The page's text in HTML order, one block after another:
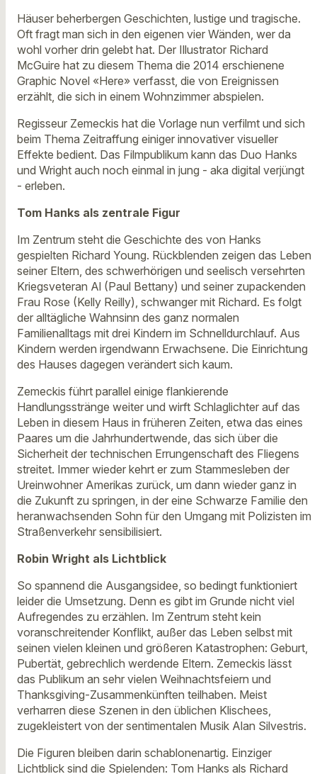
Häuser beherbergen Geschichten, lustige und tragische.
Oft fragt man sich in den eigenen vier Wänden, wer da
wohl vorher drin gelebt hat. Der Illustrator Richard
McGuire hat zu diesem Thema die 2014 erschienene
Graphic Novel «Here» verfasst, die von Ereignissen
erzählt, die sich in einem Wohnzimmer abspielen.
Regisseur Zemeckis hat die Vorlage nun verfilmt und sich
beim Thema Zeitraffung einiger innovativer visueller
Effekte bedient. Das Filmpublikum kann das Duo Hanks
und Wright auch noch einmal in jung - aka digital verjüngt
- erleben.
Tom Hanks als zentrale Figur
Im Zentrum steht die Geschichte des von Hanks
gespielten Richard Young. Rückblenden zeigen das Leben
seiner Eltern, des schwerhörigen und seelisch versehrten
Kriegsveteran Al (Paul Bettany) und seiner zupackenden
Frau Rose (Kelly Reilly), schwanger mit Richard. Es folgt
der alltägliche Wahnsinn des ganz normalen
Familienalltags mit drei Kindern im Schnelldurchlauf. Aus
Kindern werden irgendwann Erwachsene. Die Einrichtung
des Hauses dagegen verändert sich kaum.
Zemeckis führt parallel einige flankierende
Handlungsstränge weiter und wirft Schlaglichter auf das
Leben in diesem Haus in früheren Zeiten, etwa das eines
Paares um die Jahrhundertwende, das sich über die
Sicherheit der technischen Errungenschaft des Fliegens
streitet. Immer wieder kehrt er zum Stammesleben der
Ureinwohner Amerikas zurück, um dann wieder ganz in
die Zukunft zu springen, in der eine Schwarze Familie den
heranwachsenden Sohn für den Umgang mit Polizisten im
Straßenverkehr sensibilisiert.
Robin Wright als Lichtblick
So spannend die Ausgangsidee, so bedingt funktioniert
leider die Umsetzung. Denn es gibt im Grunde nicht viel
Aufregendes zu erzählen. Im Zentrum steht kein
voranschreitender Konflikt, außer das Leben selbst mit
seinen vielen kleinen und größeren Katastrophen: Geburt,
Pubertät, gebrechlich werdende Eltern. Zemeckis lässt
das Publikum an sehr vielen Weihnachtsfeiern und
Thanksgiving-Zusammenkünften teilhaben. Meist
verharren diese Szenen in den üblichen Klischees,
zugekleistert von der sentimentalen Musik Alan Silvestris.
Die Figuren bleiben darin schablonenartig. Einziger
Lichtblick sind die Spielenden: Tom Hanks als Richard